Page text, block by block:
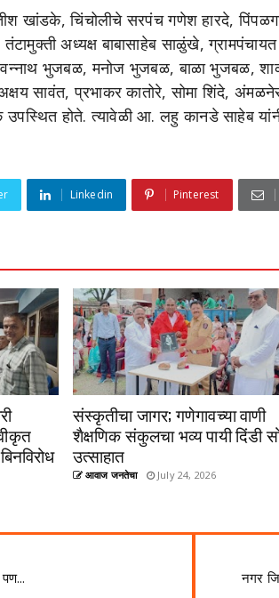
खांडके, चिंचोलीचे सरपंच गणेश हारदे,
अध्यक्ष बाबासाहेब साळुंखे,
भुजबळ, मनोज भुजबळ, बाळा भुजबळ,
सावंत, प्रभाकर कातोरे, सोमा शिंदे,
उपस्थित होते. त्यावेळी आ. लहु कानडे साहेब
Linkedin Pinterest
संस्कृतीचा जागर; गणेगावच्या वाणी
शैक्षणिक संकुलचा भव्य पायी दिंडी
उत्साहात
आवाज जनतेचा July 24, 2026
नगर